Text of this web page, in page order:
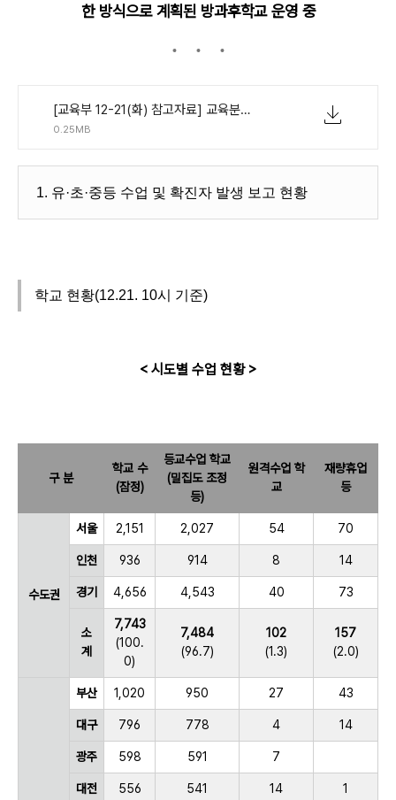
한 방식으로 계획된 방과후학교 운영 중
[교육부 12-21(화) 참고자료] 교육분야 코로나19 현황 자료(12.21.).pdf
0.25MB
1. 유·초·중등 수업 및 확진자 발생 보고 현황
학교 현황(12.21. 10시 기준)
< 시도별 수업 현황 >
구 분
학교 수
(잠정)
등교수업 학교
(밀집도 조정
등)
원격수업 학
교
재량휴업
등
수도권
서울 2,151 2,027 54 70
인천 936 914 8 14
경기 4,656 4,543 40 73
소
계
7,743
(100.
0)
7,484
(96.7)
102
(1.3)
157
(2.0)
부산 1,020 950 27 43
대구 796 778 4 14
광주 598 591 7
대전 556 541 14 1